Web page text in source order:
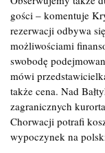
gości – komentuje
rezerwacji odbywa
możliwościami
swobodę
mówi
także cena. Nad
zagranicznych
Chorwacji potrafi
wypoczynek na